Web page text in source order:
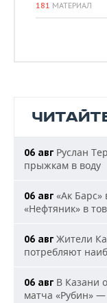
181 МАТЕРИАЛ
06 авг Руслан
прыжкам в воду
06 авг «Ак Барс»
«Нефтяник» в
06 авг Жители
потребляют
06 авг В Казани
матча «Рубин» —